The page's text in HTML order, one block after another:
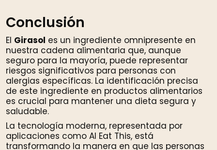
Conclusión
El Girasol es un ingrediente omnipresente en
nuestra cadena alimentaria que, aunque
seguro para la mayoría, puede representar
riesgos significativos para personas con
alergias específicas. La identificación precisa
de este ingrediente en productos alimentarios
es crucial para mantener una dieta segura y
saludable.
La tecnología moderna, representada por
aplicaciones como AI Eat This, está
transformando la manera en que las personas